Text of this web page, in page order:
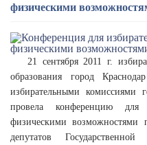
физическими
21 сентября 2011 г.
образования город
избирательными комиссиями
провела конференцию для
физическими возможностями
депутатов